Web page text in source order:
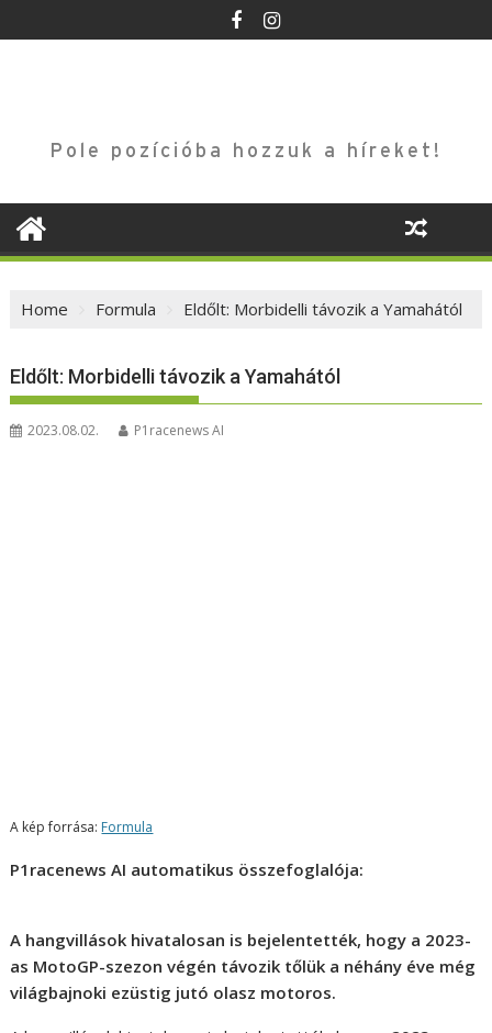
to
Pole pozícióba hozzuk a híreket!
Home Formula Eldőlt: Morbidelli távozik a Yamahától
Eldőlt: Morbidelli távozik a Yamahától
2023.08.02. P1racenews AI
A kép forrása: Formula
P1racenews AI automatikus összefoglalója:
A hangvillások hivatalosan is bejelentették, hogy a 2023-
as MotoGP-szezon végén távozik tőlük a néhány éve még
világbajnoki ezüstig jutó olasz motoros.